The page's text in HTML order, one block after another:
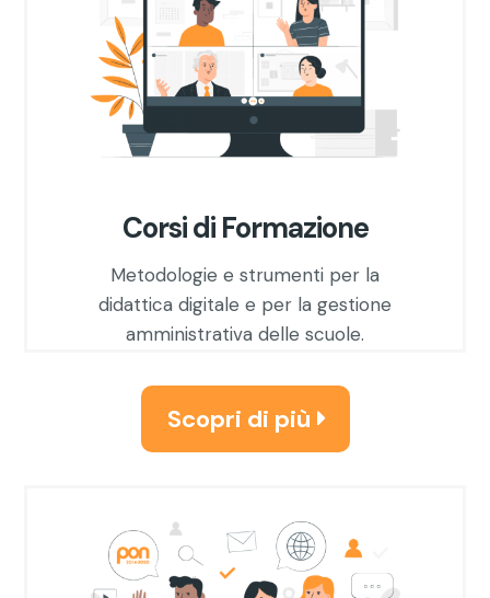
Corsi di Formazione
Metodologie e strumenti per la
didattica digitale e per la gestione
amministrativa delle scuole.
Scopri di più